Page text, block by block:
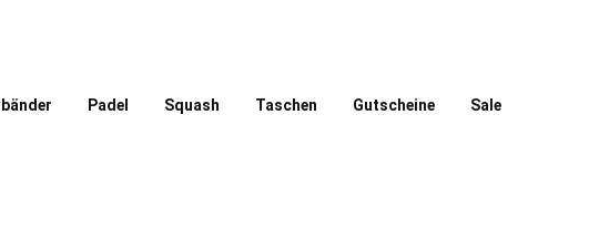
Padel Squash Taschen Gutscheine Sale